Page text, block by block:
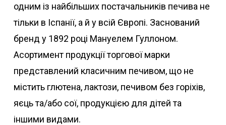
одним із найбільших постачальників печива не
тільки в Іспанії, а й у всій Європі. Заснований
бренд у 1892 році Мануелем Гуллоном.
Асортимент продукції торгової марки
представлений класичним печивом, що не
містить глютена, лактози, печивом без горіхів,
яєць та/або сої, продукцією для дітей та
іншими видами.